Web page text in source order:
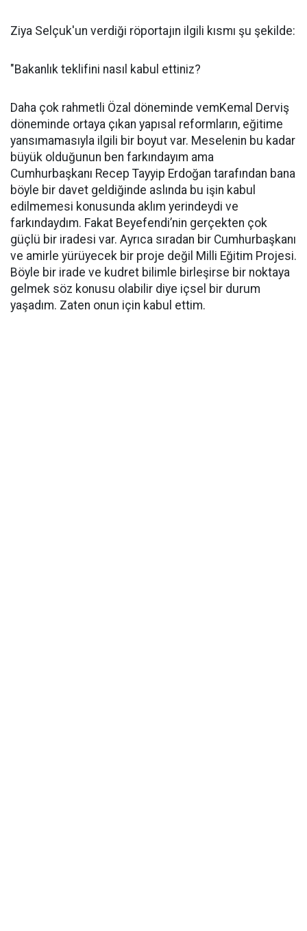
Ziya Selçuk'un verdiği röportajın ilgili kısmı şu şekilde:
"Bakanlık teklifini nasıl kabul ettiniz?
Daha çok rahmetli Özal döneminde vemKemal Derviş
döneminde ortaya çıkan yapısal reformların, eğitime
yansımamasıyla ilgili bir boyut var. Meselenin bu kadar
büyük olduğunun ben farkındayım ama
Cumhurbaşkanı Recep Tayyip Erdoğan tarafından bana
böyle bir davet geldiğinde aslında bu işin kabul
edilmemesi konusunda aklım yerindeydi ve
farkındaydım. Fakat Beyefendi’nin gerçekten çok
güçlü bir iradesi var. Ayrıca sıradan bir Cumhurbaşkanı
ve amirle yürüyecek bir proje değil Milli Eğitim Projesi.
Böyle bir irade ve kudret bilimle birleşirse bir noktaya
gelmek söz konusu olabilir diye içsel bir durum
yaşadım. Zaten onun için kabul ettim.